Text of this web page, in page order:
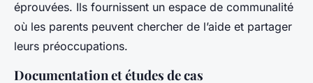
éprouvées. Ils fournissent un espace de communalité
où les parents peuvent chercher de l’aide et partager
leurs préoccupations.
Documentation et études de cas